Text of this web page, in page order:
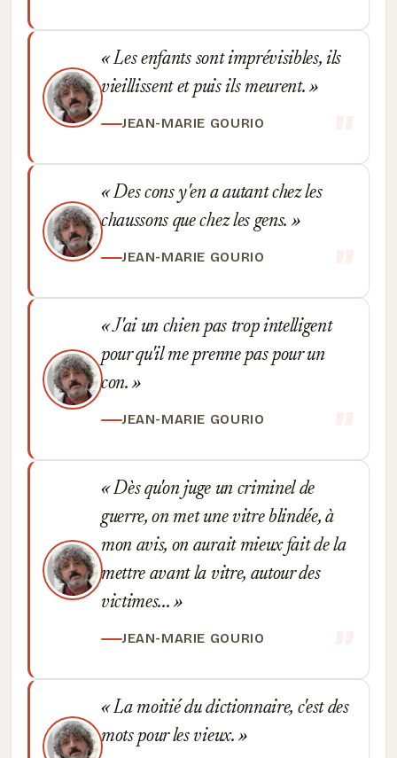
Les enfants sont imprévisibles, ils
vieillissent et puis ils meurent.
JEAN-MARIE GOURIO
Des cons y'en a autant chez les
chaussons que chez les gens.
JEAN-MARIE GOURIO
J'ai un chien pas trop intelligent
pour qu'il me prenne pas pour un
con.
JEAN-MARIE GOURIO
Dès qu'on juge un criminel de
guerre, on met une vitre blindée, à
mon avis, on aurait mieux fait de la
mettre avant la vitre, autour des
victimes...
JEAN-MARIE GOURIO
La moitié du dictionnaire, c'est des
mots pour les vieux.